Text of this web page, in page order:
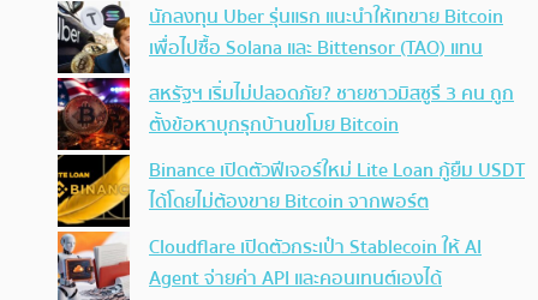
นักลงทุน Uber รุ่นแรก แนะนำให้เทขาย Bitcoin
เพื่อไปซื้อ Solana และ Bittensor (TAO) แทน
สหรัฐฯ เริ่มไม่ปลอดภัย? ชายชาวมิสซูรี 3 คน ถูก
ตั้งข้อหาบุกรุกบ้านขโมย Bitcoin
Binance เปิดตัวฟีเจอร์ใหม่ Lite Loan กู้ยืม USDT
ได้โดยไม่ต้องขาย Bitcoin จากพอร์ต
Cloudflare เปิดตัวกระเป๋า Stablecoin ให้ AI
Agent จ่ายค่า API และคอนเทนต์เองได้